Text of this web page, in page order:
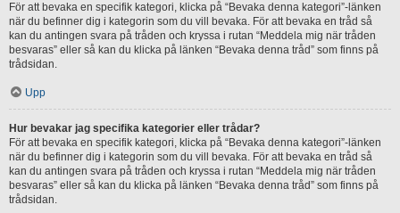
För att bevaka en specifik kategori, klicka på “Bevaka denna kategori”-länken
när du befinner dig i kategorin som du vill bevaka. För att bevaka en tråd så
kan du antingen svara på tråden och kryssa i rutan “Meddela mig när tråden
besvaras” eller så kan du klicka på länken “Bevaka denna tråd” som finns på
trådsidan.
Upp
Hur bevakar jag specifika kategorier eller trådar?
För att bevaka en specifik kategori, klicka på “Bevaka denna kategori”-länken
när du befinner dig i kategorin som du vill bevaka. För att bevaka en tråd så
kan du antingen svara på tråden och kryssa i rutan “Meddela mig när tråden
besvaras” eller så kan du klicka på länken “Bevaka denna tråd” som finns på
trådsidan.